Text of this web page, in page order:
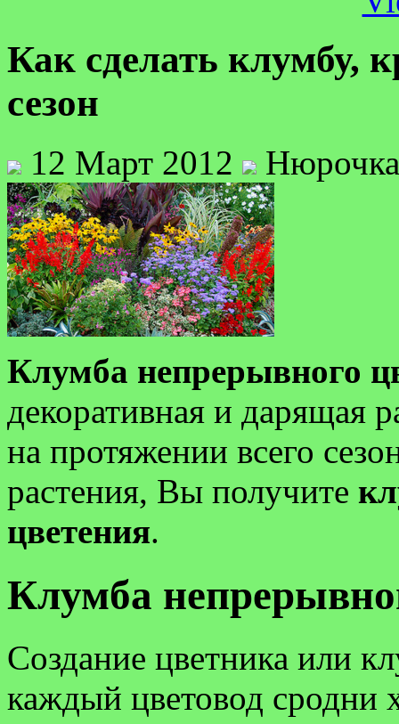
Как сделать клумбу,
сезон
12 Март 2012 Нюрочка
Клумба непрерывного
декоративная и дарящая
на протяжении всего
растения, Вы получите
цветения.
Клумба
Создание цветника или
каждый цветовод